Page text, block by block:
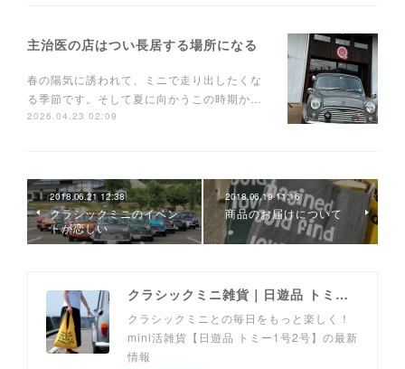
主治医の店はつい長居する場所になる
春の陽気に誘われて、ミニで走り出したくな
る季節です。そして夏に向かうこの時期か…
2026.04.23 02:09
2018.06.21 12:38
クラシックミニのイベン
トが恋しい
2018.06.19 11:16
商品のお届けについて
クラシックミニ雑貨｜日遊品 トミー1号2号
クラシックミニとの毎日をもっと楽しく！
mini活雑貨【日遊品 トミー1号2号】の最新
情報